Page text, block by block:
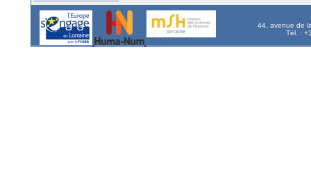
44, avenue de
Tél. :